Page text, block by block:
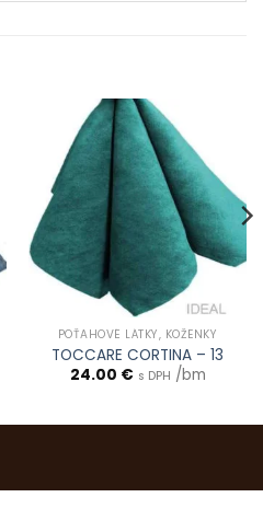
POŤAHOVÉ LÁTKY, KOŽENKY
TOCCARE CORTINA – 13
24.00 € s DPH /bm